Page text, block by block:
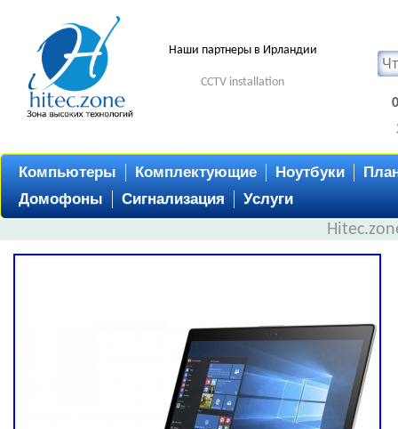
Наши партнеры в Ирландии
CCTV installation
Компьютеры Комплектующие Ноутбуки
Домофоны
Сигнализация Услуги